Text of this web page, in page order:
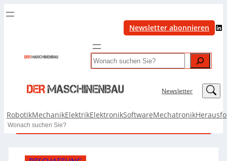
Newsletter abonnieren LinkedIn
Search
Newsletter LinkedIn
RobotikMechanikElektrikElektronikSoftwareMechatronik
Search